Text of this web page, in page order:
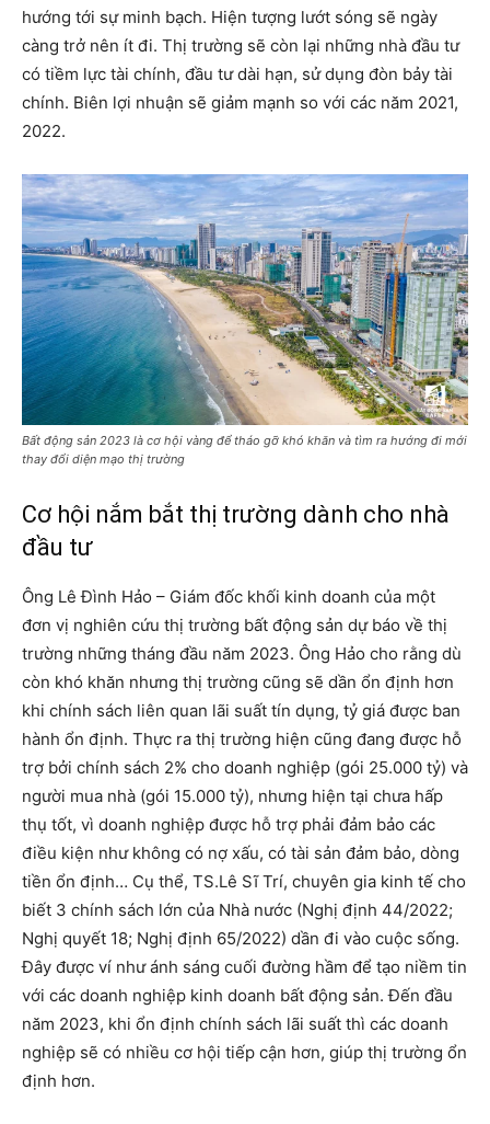
hướng tới sự minh bạch. Hiện tượng lướt sóng sẽ ngày
càng trở nên ít đi. Thị trường sẽ còn lại những nhà đầu tư
có tiềm lực tài chính, đầu tư dài hạn, sử dụng đòn bảy tài
chính. Biên lợi nhuận sẽ giảm mạnh so với các năm 2021,
2022.
Bất động sản 2023 là cơ hội vàng để tháo gỡ khó khăn và tìm ra hướng đi mới
thay đổi diện mạo thị trường
Cơ hội nắm bắt thị trường dành cho nhà
đầu tư
Ông Lê Đình Hảo – Giám đốc khối kinh doanh của một
đơn vị nghiên cứu thị trường bất động sản dự báo về thị
trường những tháng đầu năm 2023. Ông Hảo cho rằng dù
còn khó khăn nhưng thị trường cũng sẽ dần ổn định hơn
khi chính sách liên quan lãi suất tín dụng, tỷ giá được ban
hành ổn định. Thực ra thị trường hiện cũng đang được hỗ
trợ bởi chính sách 2% cho doanh nghiệp (gói 25.000 tỷ) và
người mua nhà (gói 15.000 tỷ), nhưng hiện tại chưa hấp
thụ tốt, vì doanh nghiệp được hỗ trợ phải đảm bảo các
điều kiện như không có nợ xấu, có tài sản đảm bảo, dòng
tiền ổn định… Cụ thể, TS.Lê Sĩ Trí, chuyên gia kinh tế cho
biết 3 chính sách lớn của Nhà nước (Nghị định 44/2022;
Nghị quyết 18; Nghị định 65/2022) dần đi vào cuộc sống.
Đây được ví như ánh sáng cuối đường hầm để tạo niềm tin
với các doanh nghiệp kinh doanh bất động sản. Đến đầu
năm 2023, khi ổn định chính sách lãi suất thì các doanh
nghiệp sẽ có nhiều cơ hội tiếp cận hơn, giúp thị trường ổn
định hơn.